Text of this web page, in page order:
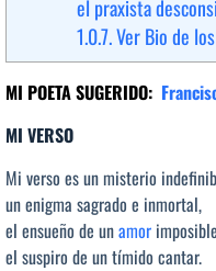
el praxista
1.0.7.Ver Bio de
MI POETA SUGERIDO:
MI VERSO
Mi verso es un misterio
un enigma sagrado e inmortal,
el ensueño de unamor imposible
el suspiro de un tímido cantar.